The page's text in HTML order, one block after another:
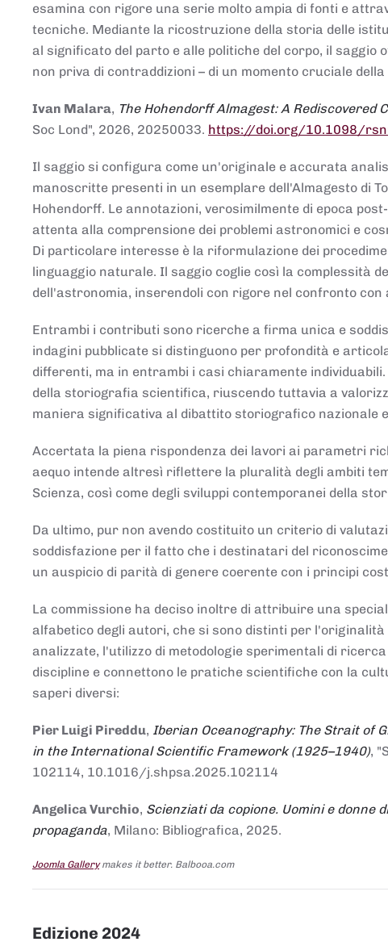
esamina con rigore una serie molto ampia di fonti e
tecniche. Mediante la ricostruzione della storia delle
al significato del parto e alle politiche del corpo, il
non priva di contraddizioni – di un momento cruciale
Ivan Malara, The Hohendorff Almagest: A Rediscovered
Soc Lond", 2026, 20250033. https://doi.org/10.1098/
Il saggio si configura come un'originale e accurata
manoscritte presenti in un esemplare dell'Almagesto di
Hohendorff. Le annotazioni, verosimilmente di epoca
attenta alla comprensione dei problemi astronomici e
Di particolare interesse è la riformulazione dei
linguaggio naturale. Il saggio coglie così la complessità
dell'astronomia, inserendoli con rigore nel confronto con
Entrambi i contributi sono ricerche a firma unica e
indagini pubblicate si distinguono per profondità e
differenti, ma in entrambi i casi chiaramente
della storiografia scientifica, riuscendo tuttavia a
maniera significativa al dibattito storiografico nazionale
Accertata la piena rispondenza dei lavori ai parametri
aequo intende altresì riflettere la pluralità degli ambiti
Scienza, così come degli sviluppi contemporanei della
Da ultimo, pur non avendo costituito un criterio di
soddisfazione per il fatto che i destinatari del
un auspicio di parità di genere coerente con i principi
La commissione ha deciso inoltre di attribuire una
alfabetico degli autori, che si sono distinti per
analizzate, l'utilizzo di metodologie sperimentali di
discipline e connettono le pratiche scientifiche con la
saperi diversi:
Pier Luigi Pireddu, Iberian Oceanography: The Strait of
in the International Scientific Framework (1925–1940),
102114, 10.1016/j.shpsa.2025.102114
Angelica Vurchio, Scienziati da copione. Uomini e donne
propaganda, Milano: Bibliografica, 2025.
Joomla Gallerymakes it better. Balbooa.com
Edizione 2024